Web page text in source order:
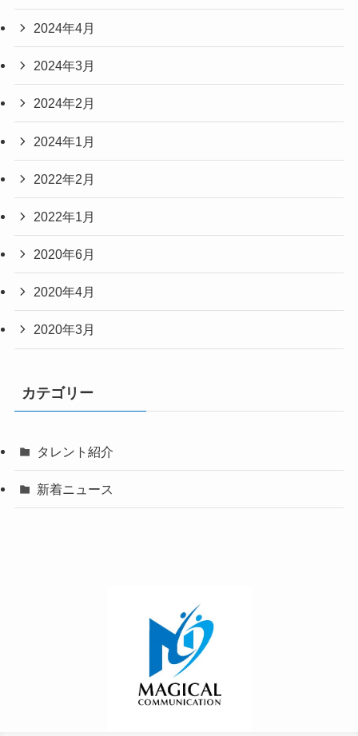
2024年4月
2024年3月
2024年2月
2024年1月
2022年2月
2022年1月
2020年6月
2020年4月
2020年3月
カテゴリー
タレント紹介
新着ニュース